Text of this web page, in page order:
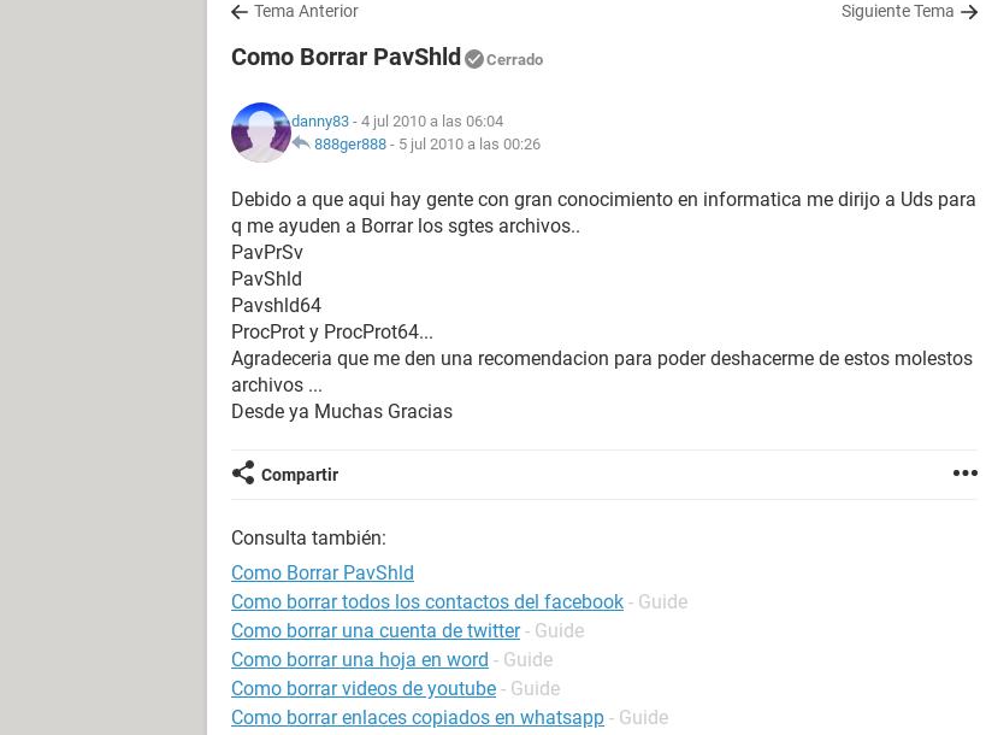
Tema Anterior Siguiente Tema
Como Borrar PavShld Cerrado
danny83 - 4 jul 2010 a las 06:04
888ger888 - 5 jul 2010 a las 00:26
Debido a que aqui hay gente con gran conocimiento en informatica me dirijo a Uds para
q me ayuden a Borrar los sgtes archivos..
PavPrSv
PavShld
Pavshld64
ProcProt y ProcProt64...
Agradeceria que me den una recomendacion para poder deshacerme de estos molestos
archivos ...
Desde ya Muchas Gracias
Compartir
Consulta también:
Como Borrar PavShld
Como borrar todos los contactos del facebook - Guide
Como borrar una cuenta de twitter - Guide
Como borrar una hoja en word - Guide
Como borrar videos de youtube - Guide
Como borrar enlaces copiados en whatsapp - Guide